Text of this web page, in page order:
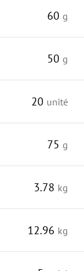
60 g
50 g
20 unité
75 g
3.78 kg
12.96 kg